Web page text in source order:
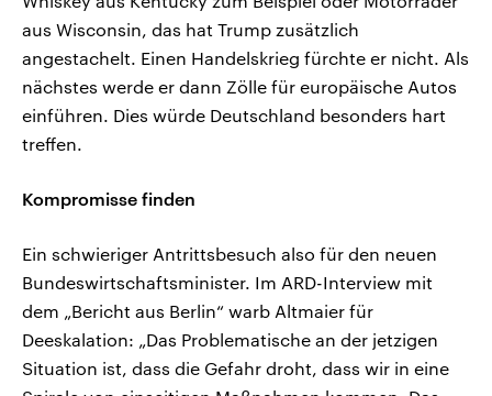
aus Wisconsin, das hat Trump zusätzlich
angestachelt. Einen Handelskrieg fürchte er nicht. Als
nächstes werde er dann Zölle für europäische Autos
einführen. Dies würde Deutschland besonders hart
treffen.
Kompromisse finden
Ein schwieriger Antrittsbesuch also für den neuen
Bundeswirtschaftsminister. Im ARD-Interview mit
dem „Bericht aus Berlin“ warb Altmaier für
Deeskalation: „Das Problematische an der jetzigen
Situation ist, dass die Gefahr droht, dass wir in eine